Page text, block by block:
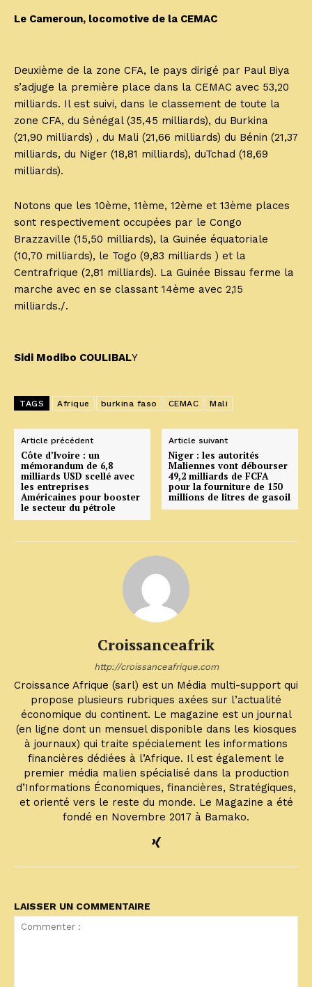
Le Cameroun, locomotive de la CEMAC
Deuxième de la zone CFA, le pays dirigé par Paul Biya
s’adjuge la première place dans la CEMAC avec 53,20
milliards. Il est suivi, dans le classement de toute la
zone CFA, du Sénégal (35,45 milliards), du Burkina
(21,90 milliards) , du Mali (21,66 milliards) du Bénin (21,37
milliards, du Niger (18,81 milliards), duTchad (18,69
milliards).
Notons que les 10ème, 11ème, 12ème et 13ème places
sont respectivement occupées par le Congo
Brazzaville (15,50 milliards), la Guinée équatoriale
(10,70 milliards), le Togo (9,83 milliards ) et la
Centrafrique (2,81 milliards). La Guinée Bissau ferme la
marche avec en se classant 14ème avec 2,15
milliards./.
Sidi Modibo COULIBALY
TAGS Afrique burkina faso CEMAC Mali
Article précédent
Côte d’Ivoire : un
mémorandum de 6,8
milliards USD scellé avec
les entreprises
Américaines pour booster
le secteur du pétrole
Article suivant
Niger : les autorités
Maliennes vont débourser
49,2 milliards de FCFA
pour la fourniture de 150
millions de litres de gasoil
Croissanceafrik
http://croissanceafrique.com
Croissance Afrique (sarl) est un Média multi-support qui
propose plusieurs rubriques axées sur l’actualité
économique du continent. Le magazine est un journal
(en ligne dont un mensuel disponible dans les kiosques
à journaux) qui traite spécialement les informations
financières dédiées à l’Afrique. Il est également le
premier média malien spécialisé dans la production
d’Informations Économiques, financières, Stratégiques,
et orienté vers le reste du monde. Le Magazine a été
fondé en Novembre 2017 à Bamako.
LAISSER UN COMMENTAIRE